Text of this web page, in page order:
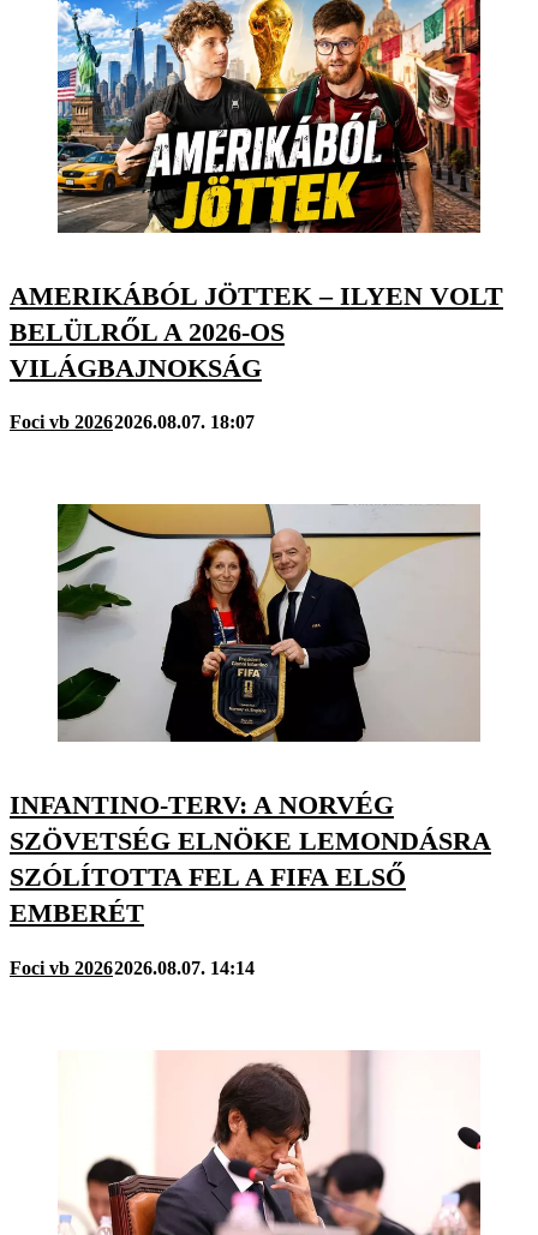
AMERIKÁBÓL JÖTTEK – ILYEN VOLT
BELÜLRŐL A 2026-OS
VILÁGBAJNOKSÁG
Foci vb 20262026.08.07. 18:07
INFANTINO-TERV: A NORVÉG
SZÖVETSÉG ELNÖKE LEMONDÁSRA
SZÓLÍTOTTA FEL A FIFA ELSŐ
EMBERÉT
Foci vb 20262026.08.07. 14:14